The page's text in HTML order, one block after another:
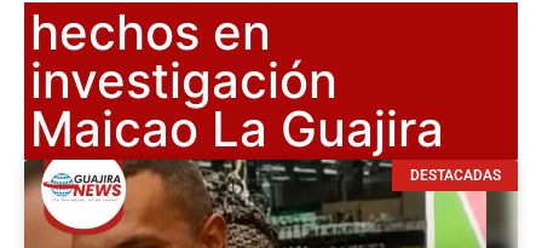
hechos en
investigación
Maicao La Guajira
DESTACADAS